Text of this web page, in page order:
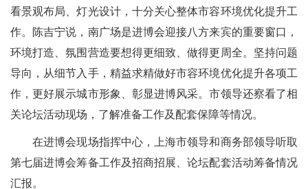
看景观布局、灯光设计，十分关心整体市容环境优化提升工
作。陈吉宁说，南广场是进博会迎接八方来宾的重要窗口，
环境打造、氛围营造要想得更细致、做得更周全。坚持问题
导向，从细节入手，精益求精做好市容环境优化提升各项工
作，更好展示城市形象、彰显进博风采。市领导还察看了相
关论坛活动现场，了解准备工作及配套保障等情况。
在进博会现场指挥中心，上海市领导和商务部领导听取
第七届进博会筹备工作及招商招展、论坛配套活动筹备情况
汇报。